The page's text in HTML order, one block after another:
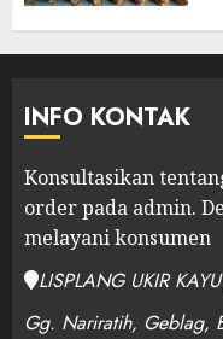
INFO KONTAK
Konsultasikan
order pada admin.
melayani konsumen
LISPLANG UKIR KAYU
Gg. Nariratih, Geblag,